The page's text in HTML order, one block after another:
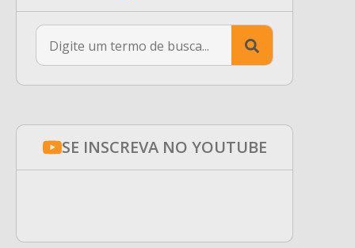
Search
for:
SE INSCREVA NO YOUTUBE